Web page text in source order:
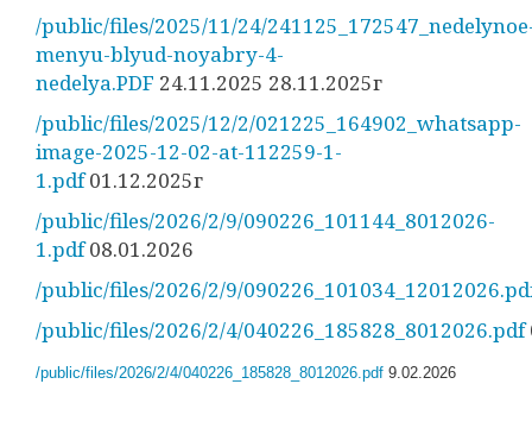
/public/files/2025/11/24/
menyu-blyud-noyabry-4-
nedelya.PDF 24.11.2025 28.11.2025г
/public/files/2025/12/2/021225_164902_whatsapp-
image-2025-12-02-at-112259-1-
1.pdf01.12.2025г
/public/files/2026/2/9/090226_101144_8012026-
1.pdf08.01.2026
/public/files/2026/2/9/
/public/files/2026/2/4/040226_185828_8012026.pdf
/public/files/2026/2/4/040226_185828_8012026.pdf 9.02.2026